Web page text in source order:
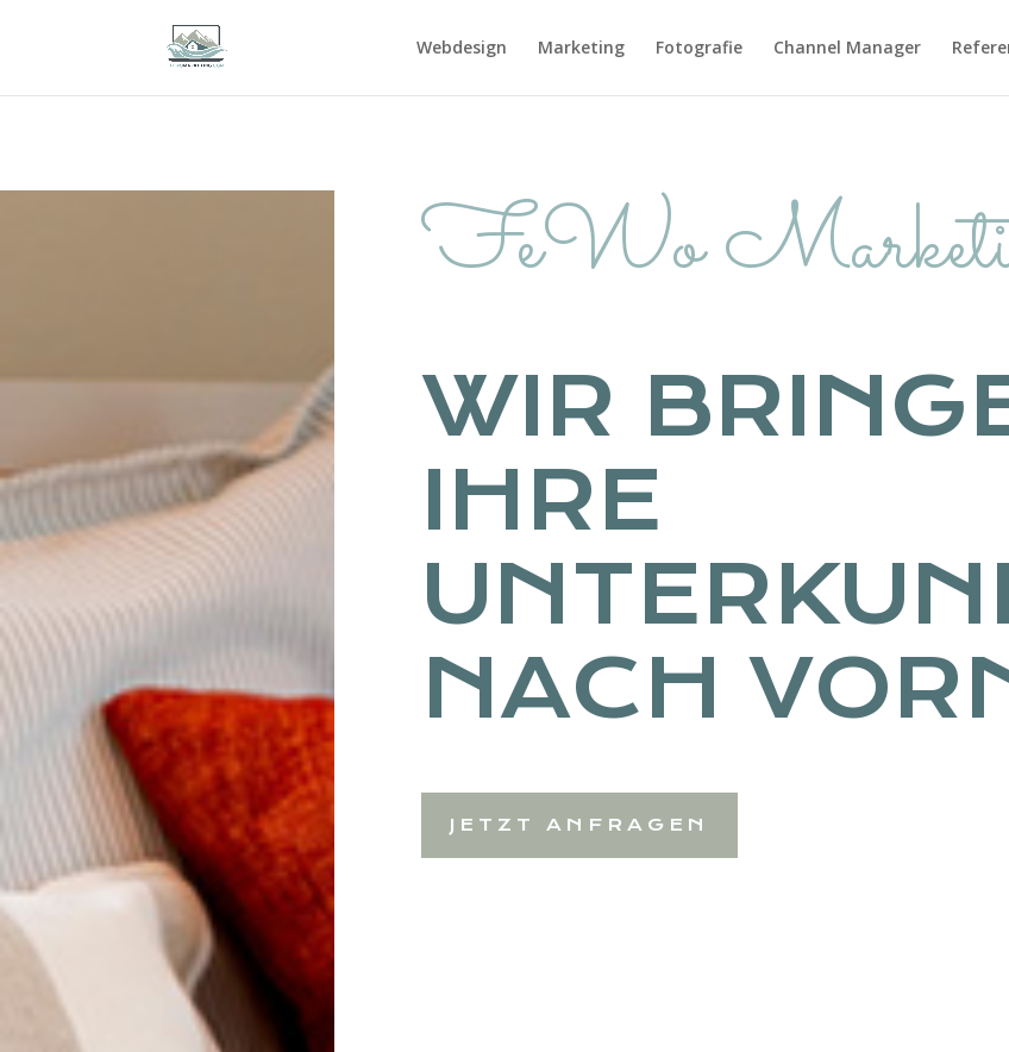
Webdesign Marketing Fotografie Channel Manager
FeWo
WIR
IHRE
NACH
JETZT ANFRAGEN